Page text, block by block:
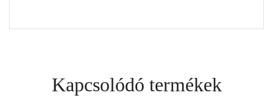
Kapcsolódó termékek